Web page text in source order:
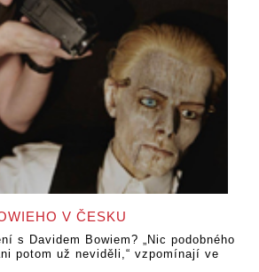
V ČESKU
s Davidem Bowiem? „Nic podobného
potom už neviděli,“ vzpomínají ve